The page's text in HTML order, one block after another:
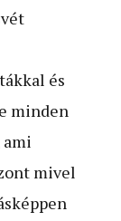
és
minden
mivel